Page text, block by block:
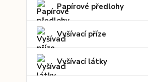
Papírové předlohy
Vyšívací příze
Vyšívací látky